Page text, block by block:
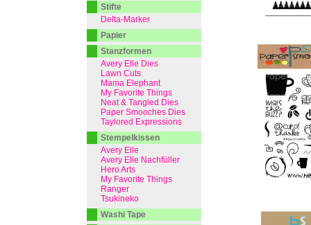
Stifte
Delta-Marker
Papier
Stanzformen
Avery Elle Dies
Lawn Cuts
Mama Elephant
My Favorite Things
Neat & Tangled Dies
Paper Smooches Dies
Taylored Expressions
Stempelkissen
Avery Elle
Avery Elle Nachfüller
Hero Arts
My Favorite Things
Ranger
Tsukineko
Washi Tape